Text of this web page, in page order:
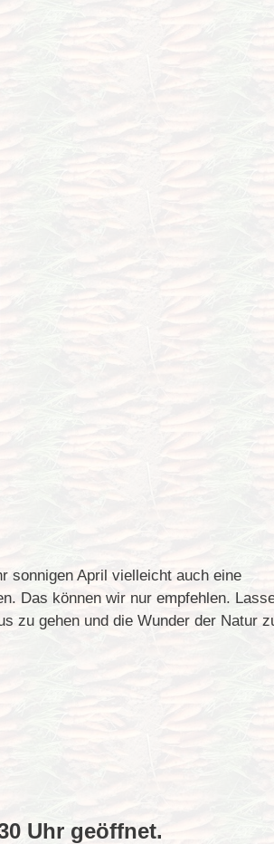
sonnigen April vielleicht auch eine
Das können wir nur empfehlen.
zu gehen und die Wunder der Natur
Uhr geöffnet.